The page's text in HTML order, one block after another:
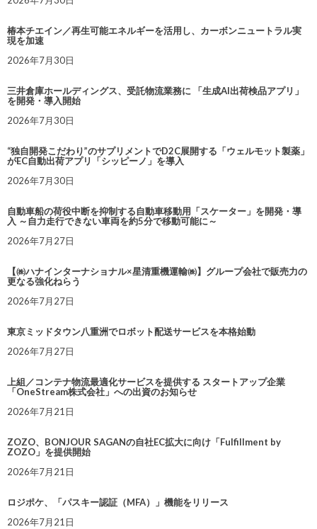
椿本チエイン／再生可能エネルギーを活用し、カーボンニュートラル実
現を加速
2026年7月30日
三井倉庫ホールディングス、受託物流業務に 「生成AI出荷検品アプリ」
を開発・導入開始
2026年7月30日
“独自開発こだわり”のサプリメントでD2C展開する「ウェルモット製薬」
がEC自動出荷アプリ「シッピーノ」を導入
2026年7月30日
自動車船の荷役中断を抑制する自動車移動用「スケーター」を開発・導
入 ～自力走行できない車両を約5分で移動可能に～
2026年7月27日
【㈱ハナインターナショナル×星清重機運輸㈱】グループ会社で販売力の
更なる強化ねらう
2026年7月27日
東京ミッドタウン八重洲でロボット配送サービスを本格始動
2026年7月27日
上組／コンテナ物流最適化サービスを提供する スタートアップ企業
「OneStream株式会社」への出資のお知らせ
2026年7月21日
ZOZO、BONJOUR SAGANの自社EC拡大に向け「Fulfillment by
ZOZO」を提供開始
2026年7月21日
ロジポケ、「パスキー認証（MFA）」機能をリリース
2026年7月21日